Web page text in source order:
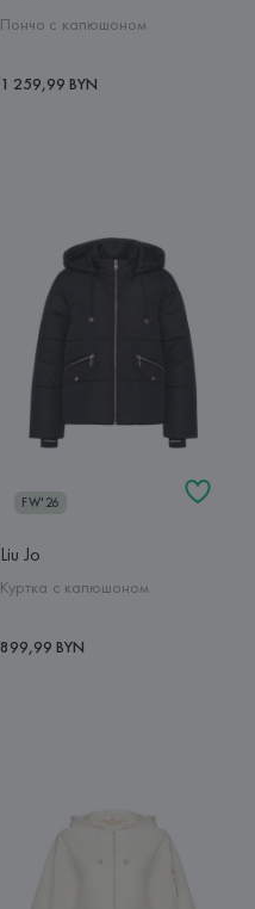
Пончо с капюшоном
1 259,99 BYN
FW'26
Liu Jo
Куртка с капюшоном
899,99 BYN